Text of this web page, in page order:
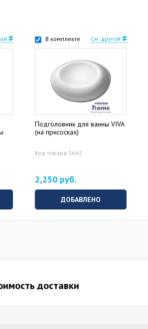
В комплекте См. другой
Подголовник для ванны VIVA
(на присосках)
Код товара:3662
2,250 руб.
ДОБАВЛЕНО
доставки